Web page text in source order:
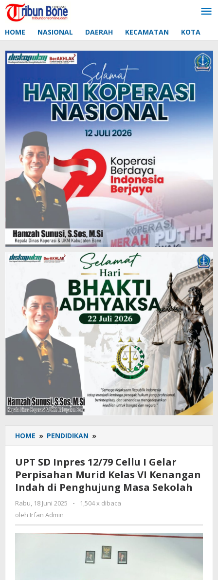
Lewati
ke
HOME NASIONAL DAERAH KECAMATAN KOTA
HOME » PENDIDIKAN »
SD
12/79
Cellu
I
Perpisahan
Kelas
VI
Kenangan
Indah
UPT SD Inpres 12/79 Cellu I Gelar
Perpisahan Murid Kelas VI Kenangan
Indah di Penghujung Masa Sekolah
Rabu, 18 Juni 2025
oleh
-
1,504 x dibaca
oleh Irfan Admin